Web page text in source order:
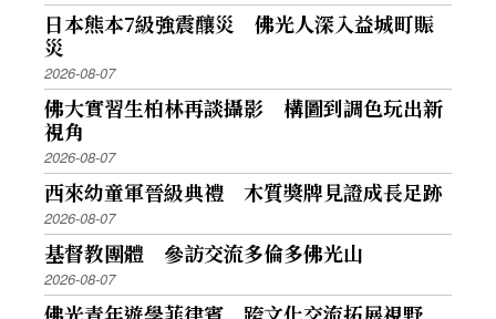
日本熊本7級強震釀災 佛光人深入益城町賑
災
2026-08-07
佛大實習生柏林再談攝影 構圖到調色玩出新
視角
2026-08-07
西來幼童軍晉級典禮 木質獎牌見證成長足跡
2026-08-07
基督教團體 參訪交流多倫多佛光山
2026-08-07